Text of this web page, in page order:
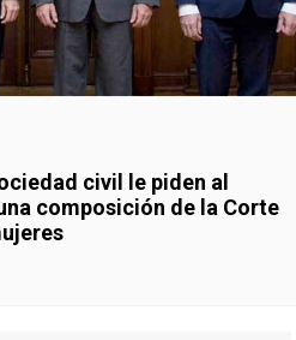
civil le piden al
composición de la Corte